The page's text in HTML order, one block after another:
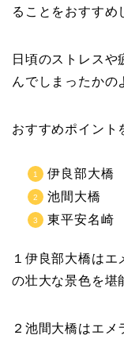
ることをおすすめ
日頃のストレスや
んでしまったかの
おすすめポイント
伊良部大橋
池間大橋
東平安名崎
１伊良部大橋は
の壮大な景色を堪
２池間大橋はエメ